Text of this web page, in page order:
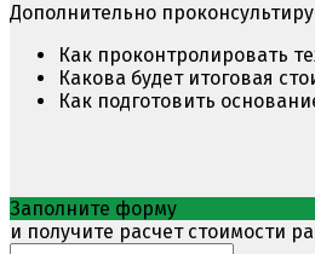
Дополнительно
Как проконтролировать
Какова будет итоговая
Как подготовить
Заполните форму
и получите расчет стоимости